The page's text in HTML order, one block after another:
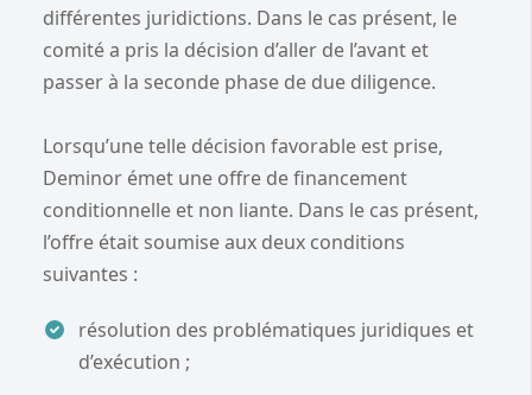
différentes juridictions. Dans le cas présent, le
comité a pris la décision d’aller de l’avant et
passer à la seconde phase de due diligence.
Lorsqu’une telle décision favorable est prise,
Deminor émet une offre de financement
conditionnelle et non liante. Dans le cas présent,
l’offre était soumise aux deux conditions
suivantes :
résolution des problématiques juridiques et
d’exécution ;